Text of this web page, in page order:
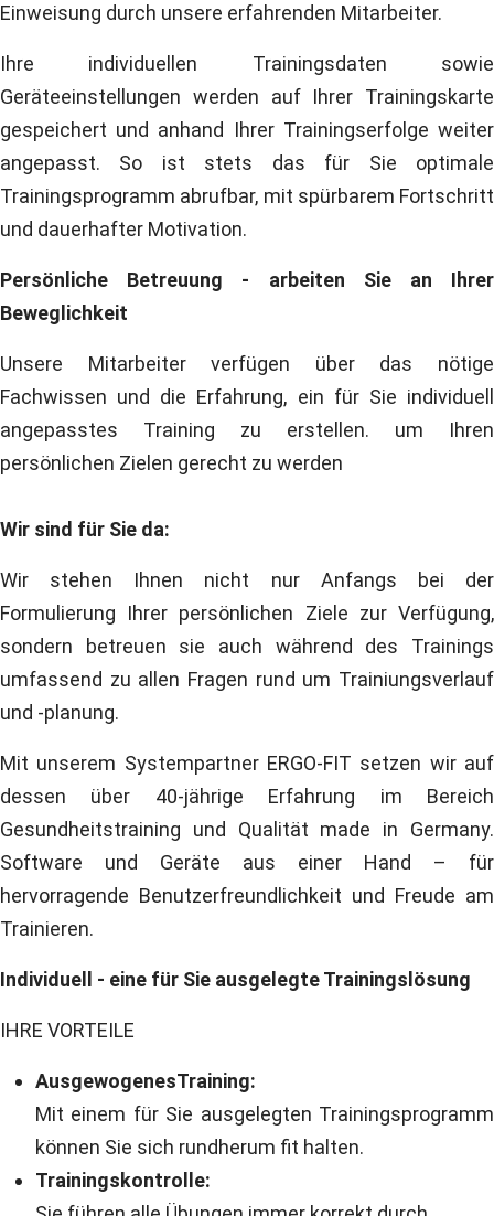
Einweisung durch unsere erfahrenden Mitarbeiter.
Ihre individuellen Trainingsdaten sowie
Geräteeinstellungen werden auf Ihrer Trainingskarte
gespeichert und anhand Ihrer Trainingserfolge weiter
angepasst. So ist stets das für Sie optimale
Trainingsprogramm abrufbar, mit spürbarem Fortschritt
und dauerhafter Motivation.
Persönliche Betreuung - arbeiten Sie an Ihrer
Beweglichkeit
Unsere Mitarbeiter verfügen über das nötige
Fachwissen und die Erfahrung, ein für Sie individuell
angepasstes Training zu erstellen. um Ihren
persönlichen Zielen gerecht zu werden
Wir sind für Sie da:
Wir stehen Ihnen nicht nur Anfangs bei der
Formulierung Ihrer persönlichen Ziele zur Verfügung,
sondern betreuen sie auch während des Trainings
umfassend zu allen Fragen rund um Trainiungsverlauf
und -planung.
Mit unserem Systempartner ERGO-FIT setzen wir auf
dessen über 40-jährige Erfahrung im Bereich
Gesundheitstraining und Qualität made in Germany.
Software und Geräte aus einer Hand – für
hervorragende Benutzerfreundlichkeit und Freude am
Trainieren.
Individuell - eine für Sie ausgelegte Trainingslösung
IHRE VORTEILE
AusgewogenesTraining:
Mit einem für Sie ausgelegten Trainingsprogramm
können Sie sich rundherum fit halten.
Trainingskontrolle: